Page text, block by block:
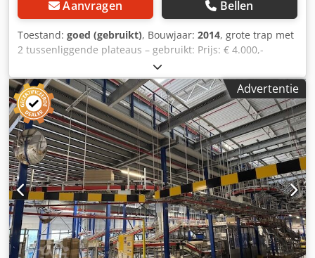
Aanvragen Bellen
Toestand: goed (gebruikt), Bouwjaar: 2014, grote trap met
2 tussenliggende plateaus – gebruikt: Prijs: € 4.000,-
(exclusief btw), gedemonteerd, verpakt en geladen, af
fabriek! Positie 14 Fabrikant: Stow Type: onbekend
Bouwjaar: 2014 Dwjdpfszqz I Ujx Anlja De afstand tussen
de treden wordt nader bepaald. De breedte van de trap
wordt nader bepaald. De afmetingen van de plateaus
worden nader bepaald. Van de begane grond naar plateau
1: het aantal treden wordt nader bepaald. Van plateau 1
naar plateau 2: ca. 14 treden Van plateau 2 naar de eerste
verdieping: Met 2 tussenliggende plateaus Treden:
roosterroosters, verzinkt Zijwanden en leuning, geverfd
Staat: goed Beschikbaar: vanaf ongeveer eind Q4/2026
Locatie: Hamburg
Advertentie